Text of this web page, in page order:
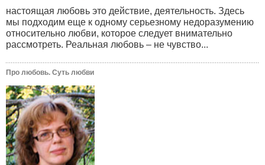
настоящая любовь это действие, деятельность. Здесь
мы подходим еще к одному серьезному недоразумению
относительно любви, которое следует внимательно
рассмотреть. Реальная любовь – не чувство...
Про любовь. Суть любви